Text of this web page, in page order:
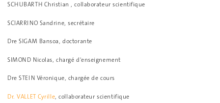
SCHUBARTH Christian , collaborateur scientifique
SCIARRINO Sandrine, secrétaire
Dre SIGAM Bansoa, doctorante
SIMOND Nicolas, chargé d'enseignement
Dre STEIN Véronique, chargée de cours
Dr. VALLET Cyrille, collaborateur scientifique